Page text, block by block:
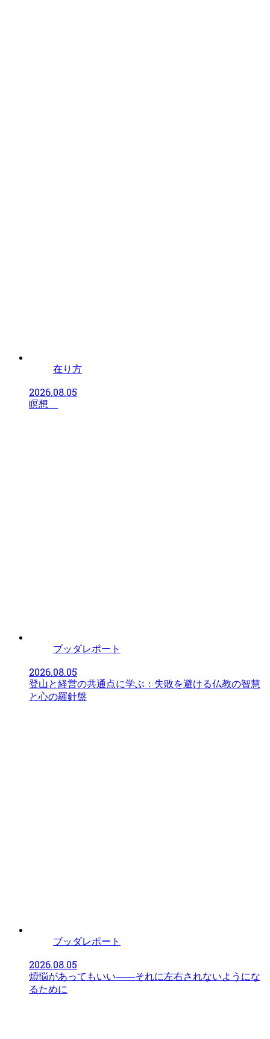
在り方
2026.08.05
瞑想
ブッダレポート
2026.08.05
登山と経営の共通点に学ぶ：失敗を避ける仏教の智慧
と心の羅針盤
ブッダレポート
2026.08.05
煩悩があってもいい――それに左右されないようにな
るために